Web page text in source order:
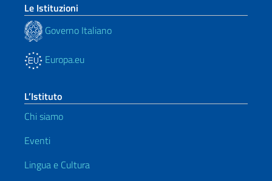
Le Istituzioni
Governo Italiano
Europa.eu
L’Istituto
Chi siamo
Eventi
Lingua e Cultura